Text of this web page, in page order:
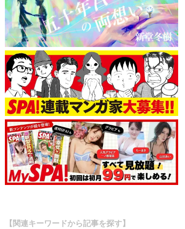
【関連キーワードから記事を探す】